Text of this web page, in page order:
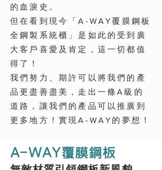
的血淚史。
但在看到現今「A-WAY覆膜鋼板
全鋼製系統櫃」是如此的受到廣
大客戶喜愛及肯定，這一切都值
得了！
我們努力、期許可以將我們的產
品更盡善盡美，走出一條A級的
道路，讓我們的產品可以推廣到
更多地方！實現A-WAY的夢想！
A-WAY覆膜鋼板